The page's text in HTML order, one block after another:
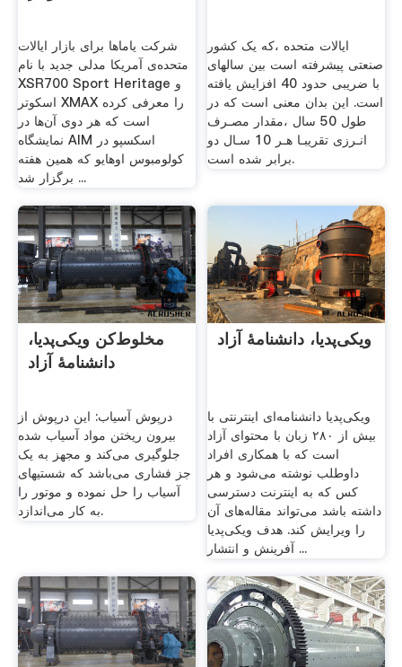
شرکت یاماها برای بازار ایالات
متحده‌ی آمریکا مدلی جدید با نام
XSR700 Sport Heritage و
اسکوتر XMAX را معرفی کرده
است که هر دوی آن‌ها در
نمایشگاه AIM اسکسپو در
کولومبوس اوهایو که همین هفته
برگزار شد ...
ایالات متحده ،که یک کشور
صنعتی پیشرفته است بین سالهای
با ضریبی حدود 40 افزایش یافته
است. این بدان معنی است که در
طول 50 سال ،مقدار مصـرف
انـرزی تقریبـا هـر 10 سـال دو
برابر شده است.
مخلوط‌کن ویکی‌پدیا،
دانشنامهٔ آزاد
درپوش آسیاب: این درپوش از
بیرون ریختن مواد آسیاب شده
جلوگیری می‌کند و مجهز به یک
جز فشاری می‌باشد که شستیهای
آسیاب را حل نموده و موتور را
به کار می‌اندازد.
ویکی‌پدیا، دانشنامهٔ آزاد
ویکی‌پدیا دانشنامه‌ای اینترنتی با
بیش از ۲۸۰ زبان با محتوای آزاد
است که با همکاری افراد
داوطلب نوشته می‌شود و هر
کس که به اینترنت دسترسی
داشته باشد می‌تواند مقاله‌های آن
را ویرایش کند. هدف ویکی‌پدیا
آفرینش و انتشار ...